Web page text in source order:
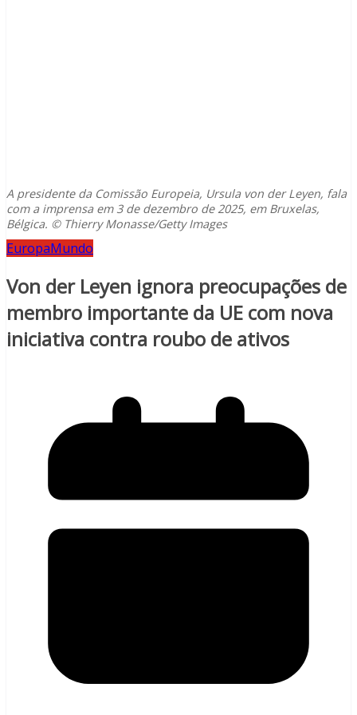
A presidente da Comissão Europeia, Ursula von der Leyen, fala
com a imprensa em 3 de dezembro de 2025, em Bruxelas,
Bélgica. © Thierry Monasse/Getty Images
EuropaMundo
Von der Leyen ignora preocupações de
membro importante da UE com nova
iniciativa contra roubo de ativos